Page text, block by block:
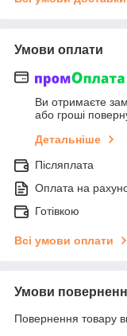
Умови оплати
Ви отримаєте
або гроші
Детальніше
Післяплата
Оплата на
Готівкою
Всі умови оплати
Умови
Повернення товару